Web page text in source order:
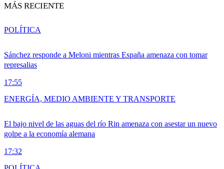
MÁS RECIENTE
Sánchez responde a Meloni mientras España amenaza con tomar
represalias
17:55
POLÍTICA
El bajo nivel de las aguas del río Rin amenaza con asestar un nuevo
golpe a la economía alemana
17:32
ENERGÍA, MEDIO AMBIENTE Y TRANSPORTE